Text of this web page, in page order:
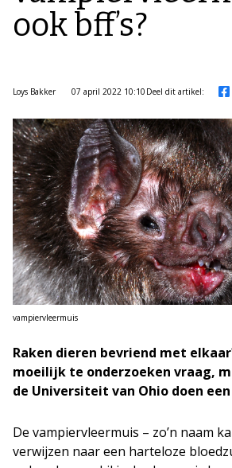
ook bff’s?
Loys Bakker 07 april 2022 10:10 Deel dit artikel:
vampiervleermuis
Raken dieren bevriend met
moeilijk te onderzoeken vraag,
de Universiteit van Ohio doen
De vampiervleermuis – zo’n naam
verwijzen naar een harteloze